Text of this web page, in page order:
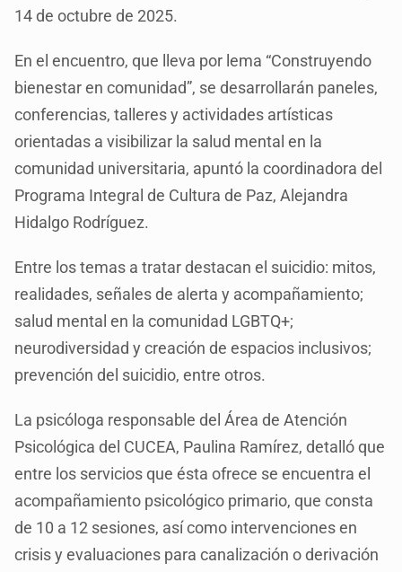
14 de octubre de 2025.
En el encuentro, que lleva por lema “Construyendo
bienestar en comunidad”, se desarrollarán paneles,
conferencias, talleres y actividades artísticas
orientadas a visibilizar la salud mental en la
comunidad universitaria, apuntó la coordinadora del
Programa Integral de Cultura de Paz, Alejandra
Hidalgo Rodríguez.
Entre los temas a tratar destacan el suicidio: mitos,
realidades, señales de alerta y acompañamiento;
salud mental en la comunidad LGBTQ+;
neurodiversidad y creación de espacios inclusivos;
prevención del suicidio, entre otros.
La psicóloga responsable del Área de Atención
Psicológica del CUCEA, Paulina Ramírez, detalló que
entre los servicios que ésta ofrece se encuentra el
acompañamiento psicológico primario, que consta
de 10 a 12 sesiones, así como intervenciones en
crisis y evaluaciones para canalización o derivación